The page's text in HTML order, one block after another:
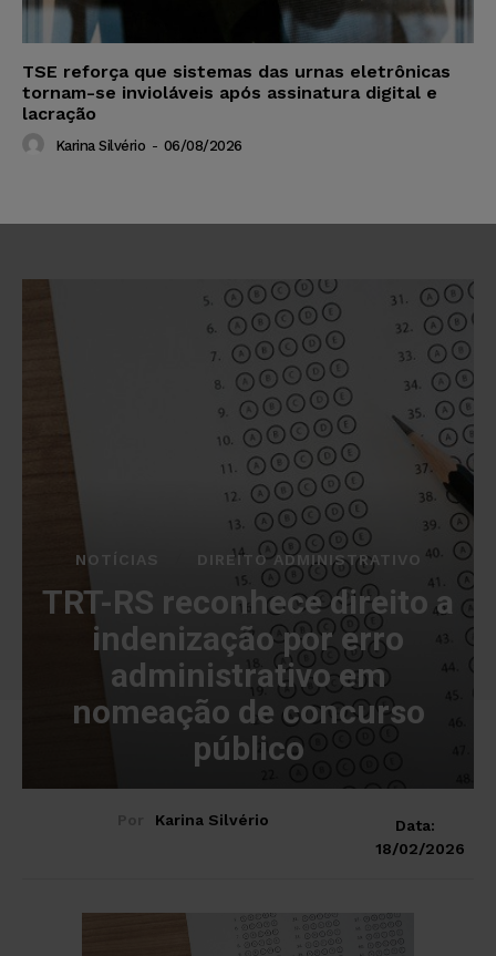
TSE reforça que sistemas das urnas eletrônicas
tornam-se invioláveis após assinatura digital e
lacração
Karina Silvério - 06/08/2026